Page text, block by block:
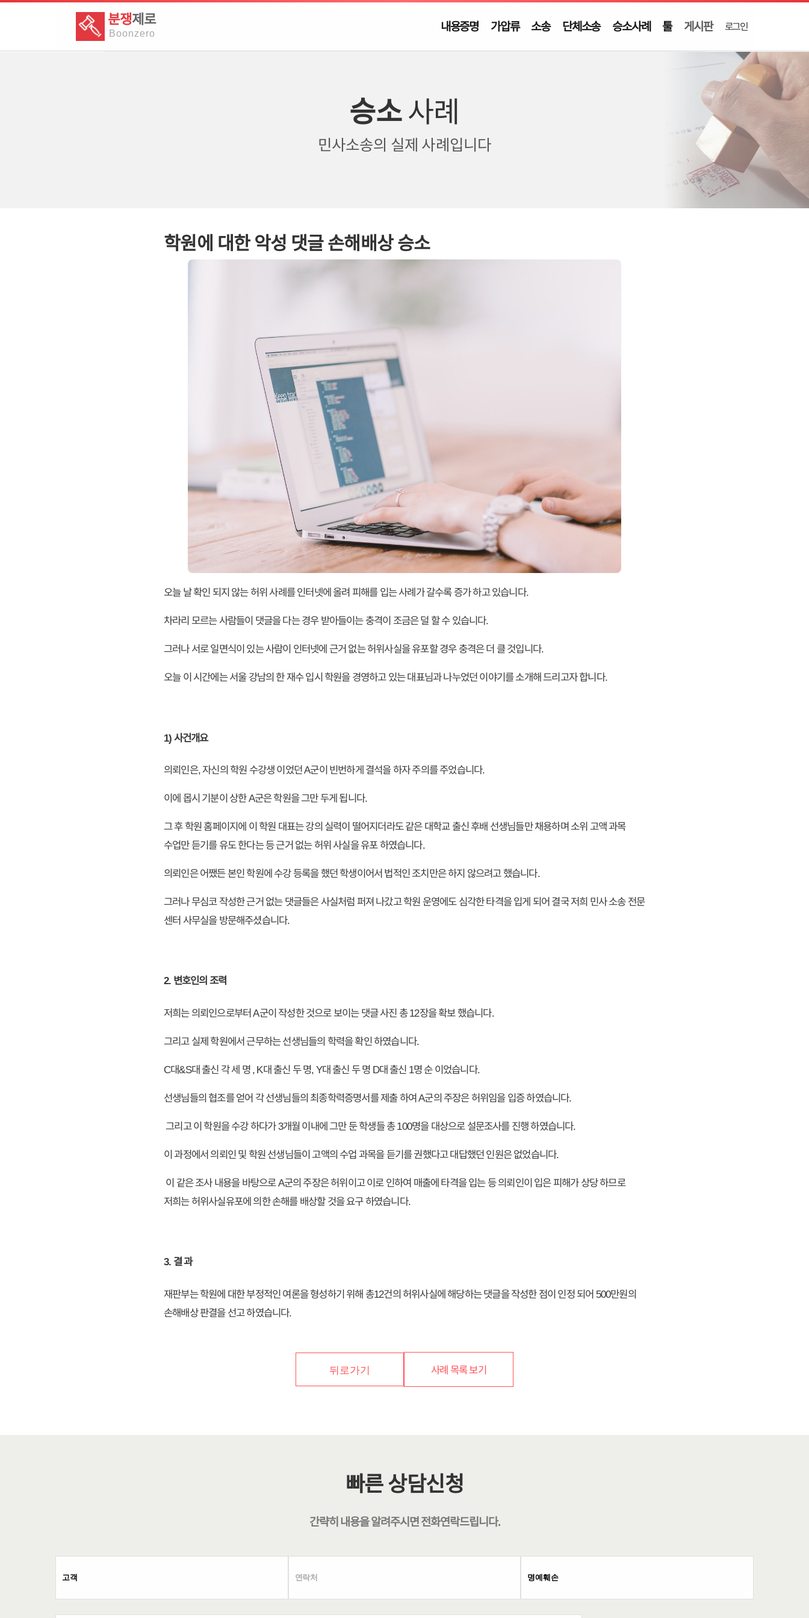
분쟁제로
Boonzero 내용증명 가압류 소송 단체소송 승소사례 툴 게시판 로그인
승소사례
민사소송의 실제 사례입니다
학원에 대한 악성 댓글 손해배상 승소
오늘 날 확인 되지 않는 허위 사례를 인터넷에 올려 피해를 입는 사례가 갈수록 증가 하고 있습니다.
차라리 모르는 사람들이 댓글을 다는 경우 받아들이는 충격이 조금은 덜 할 수 있습니다.
그러나 서로 일면식이 있는 사람이 인터넷에 근거 없는 허위사실을 유포할 경우 충격은 더 클 것입니다.
오늘 이 시간에는 서울 강남의 한 재수 입시 학원을 경영하고 있는 대표님과 나누었던 이야기를 소개해 드리고자 합니다.
1) 사건개요
의뢰인은, 자신의 학원 수강생 이었던 A군이 빈번하게 결석을 하자 주의를 주었습니다.
이에 몹시 기분이 상한 A군은 학원을 그만 두게 됩니다.
그 후 학원 홈페이지에 이 학원 대표는 강의 실력이 떨어지더라도 같은 대학교 출신 후배 선생님들만 채용하며 소위 고액 과목
수업만 듣기를 유도 한다는 등 근거 없는 허위 사실을 유포 하였습니다.
의뢰인은 어쨌든 본인 학원에 수강 등록을 했던 학생이어서 법적인 조치만은 하지 않으려고 했습니다.
그러나 무심코 작성한 근거 없는 댓글들은 사실처럼 퍼져 나갔고 학원 운영에도 심각한 타격을 입게 되어 결국 저희 민사 소송 전문
센터 사무실을 방문해주셨습니다.
2. 변호인의 조력
저희는 의뢰인으로부터 A군이 작성한 것으로 보이는 댓글 사진 총 12장을 확보 했습니다.
그리고 실제 학원에서 근무하는 선생님들의 학력을 확인 하였습니다.
C대&S대 출신 각 세 명 , K대 출신 두 명, Y대 출신 두 명 D대 출신 1명 순 이었습니다.
선생님들의 협조를 얻어 각 선생님들의 최종학력증명서를 제출 하여 A군의 주장은 허위임을 입증 하였습니다.
그리고 이 학원을 수강 하다가 3개월 이내에 그만 둔 학생들 총 100명을 대상으로 설문조사를 진행 하였습니다.
이 과정에서 의뢰인 및 학원 선생님들이 고액의 수업 과목을 듣기를 권했다고 대답했던 인원은 없었습니다.
이 같은 조사 내용을 바탕으로 A군의 주장은 허위이고 이로 인하여 매출에 타격을 입는 등 의뢰인이 입은 피해가 상당 하므로
저희는 허위사실유포에 의한 손해를 배상할 것을 요구 하였습니다.
3. 결 과
재판부는 학원에 대한 부정적인 여론을 형성하기 위해 총12건의 허위사실에 해당하는 댓글을 작성한 점이 인정 되어 500만원의
손해배상 판결을 선고 하였습니다.
뒤로가기 사례 목록 보기
빠른 상담신청
간략히 내용을 알려주시면전화연락드립니다.